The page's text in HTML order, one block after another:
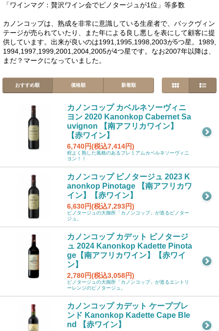
「ワインマグ：贅沢ワイン会でピノタージュが1位」等多数
カノンコップは、熟成を非常に意識している生産者で、バックヴィン
テージが売られていたり、また年による良し悪しを表にして顧客に提
供しています。出来が良いのは1991,1995,1998,2003が5つ星。1989,
1994,1997,1999,2001,2004,2005が4つ星です。なお2007年以降は、
まだ？マークになっていました。
おすすめ順 価格順 新着順
カノンコップ カベルネソーヴィニ
ヨン 2020 Kanonkop Cabernet Sa
uvignon 【南アフリカワイン】
【赤ワイン】
6,740円(税込7,414円)
程よく熟した風格のあるプレミアムカベルネソーヴィニ
ヨン！！
カノンコップ ピノタージュ 2023 K
anonkop Pinotage 【南アフリカワ
イン】【赤ワイン】
6,630円(税込7,293円)
ピノタージュの大御所「カノンコップ」が造るピノター
ジュ。
カノンコップ カデット ピノタージ
ュ 2024 Kanonkop Kadette Pinota
ge【南アフリカワイン】【赤ワイ
ン】
2,780円(税込3,058円)
ピノタージュの大御所「カノンコップ」が造るエントリ
ーレンジのピノタージュ。
カノンコップ カデット ケープブレ
ンド Kanonkop Kadette Cape Ble
nd 【赤ワイン】